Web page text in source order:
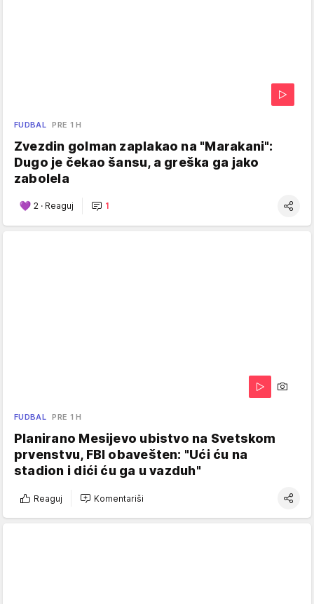
FUDBAL PRE 1 H
Zvezdin golman zaplakao na "Marakani":
Dugo je čekao šansu, a greška ga jako
zabolela
2 · Reaguj 1
FUDBAL PRE 1 H
Planirano Mesijevo ubistvo na Svetskom
prvenstvu, FBI obavešten: "Ući ću na
stadion i dići ću ga u vazduh"
Reaguj Komentariši